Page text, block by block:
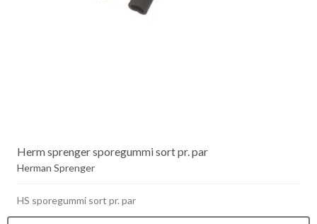
Herm sprenger sporegummi sort pr. par
Herman Sprenger
HS sporegummi sort pr. par